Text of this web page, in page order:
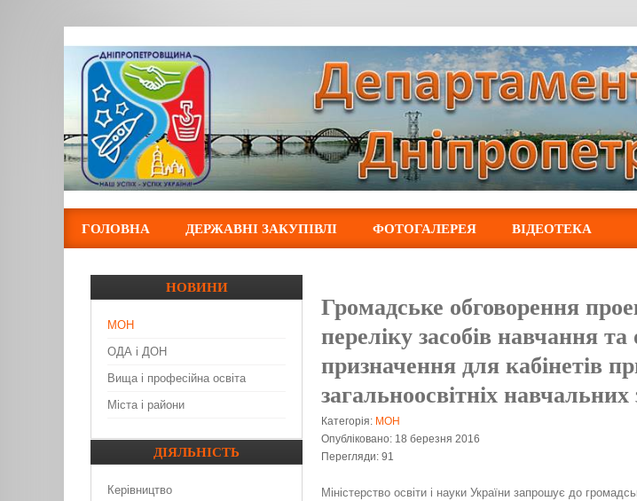
ГОЛОВНА ДЕРЖАВНІ ЗАКУПІВЛІ ФОТОГАЛЕРЕЯ ВІДЕОТЕКА
Громадське обговорення
переліку засобів навчання
призначення для кабінетів
загальноосвітніх навчальних
Категорія: МОН
Опубліковано: 18 березня 2016
Перегляди: 91
Міністерство освіти і науки України запрошує до
НОВИНИ
МОН
ОДА і ДОН
Вища і професійна освіта
Міста і райони
ДІЯЛЬНІСТЬ
Керівництво